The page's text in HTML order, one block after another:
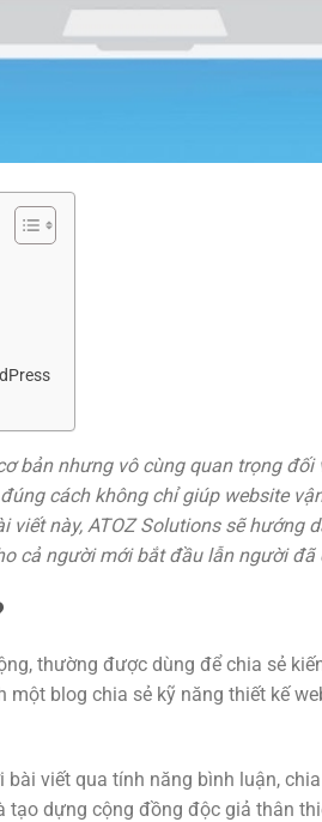
bản nhưng vô cùng quan trọng
cách không chỉ giúp website
này, ATOZ Solutions sẽ hướng
cả người mới bắt đầu lẫn người
thường được dùng để chia sẻ
blog chia sẻ kỹ năng thiết kế
viết qua tính năng bình luận,
tạo dựng cộng đồng độc giả thân